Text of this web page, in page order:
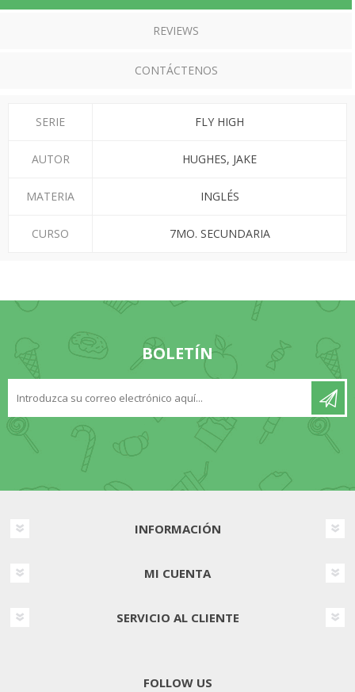
REVIEWS
CONTÁCTENOS
SERIE FLY HIGH
AUTOR HUGHES, JAKE
MATERIA INGLÉS
CURSO 7MO. SECUNDARIA
BOLETÍN
INFORMACIÓN
MI CUENTA
SERVICIO AL CLIENTE
FOLLOW US